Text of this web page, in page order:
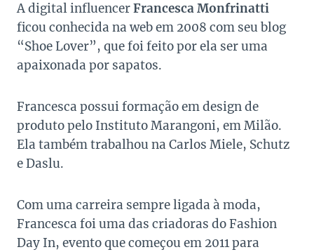
A digital influencerFrancesca Monfrinatti
ficou conhecida na web em 2008 com seu blog
“Shoe Lover”, que foi feito por ela ser uma
apaixonada por sapatos.
Francesca possui formação em design de
produto pelo Instituto Marangoni, em Milão.
Ela também trabalhou na Carlos Miele, Schutz
e Daslu.
Com uma carreira sempre ligada à moda,
Francesca foi uma das criadoras do Fashion
Day In, evento que começou em 2011 para